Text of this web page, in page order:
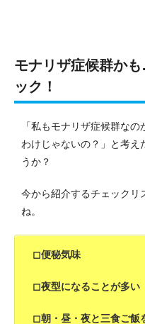
モナリザ症候群か
ック！
「私もモナリザ症候群な
わけじゃないの？」と考え
うか？
今から紹介するチェックリ
ね。
◻︎便秘気味
◻︎夜型になることが多い
◻︎朝・昼・夜と三食ご飯